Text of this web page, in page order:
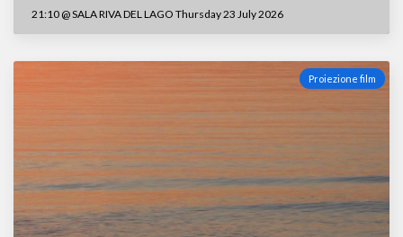
21:10 @SALA RIVA DEL LAGO Thursday 23 July 2026
Proiezione film